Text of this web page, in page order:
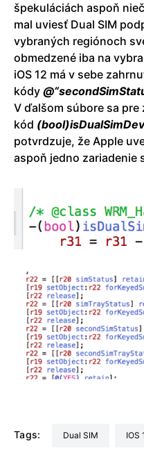
špekuláciách aspoň
mal uviesť Dual SIM
vybraných regiónoch
obmedzené iba na
iOS 12 má v sebe
kódy
V ďalšom súbore sa pre
kód
potvrdzuje, že Apple
aspoň jedno zariadenie
Tags: Dual SIM iOS